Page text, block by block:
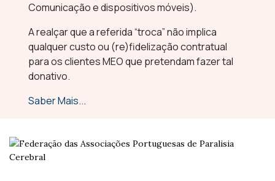
Comunicação e dispositivos móveis).
A realçar que a referida “troca” não implica
qualquer custo ou (re)fidelização contratual
para os clientes MEO que pretendam fazer tal
donativo.
Saber Mais...